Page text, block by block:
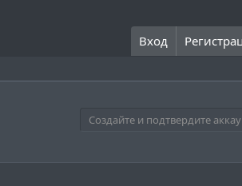
Вход
Создайте и подтвердите